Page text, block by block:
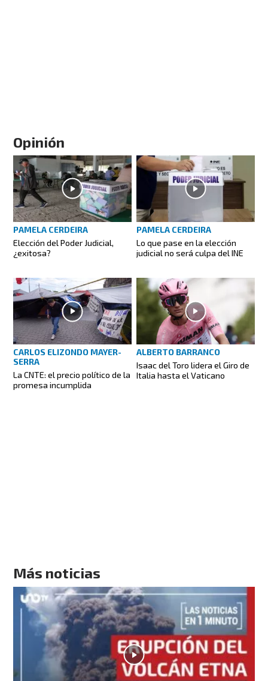
Opinión
PAMELA CERDEIRA
Elección del Poder Judicial,
¿exitosa?
PAMELA CERDEIRA
Lo que pase en la elección
judicial no será culpa del INE
CARLOS ELIZONDO MAYER-
SERRA
La CNTE: el precio político de la
promesa incumplida
ALBERTO BARRANCO
Isaac del Toro lidera el Giro de
Italia hasta el Vaticano
Más noticias